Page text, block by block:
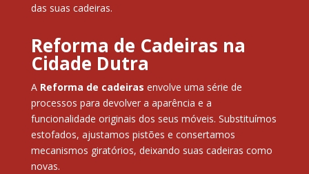
das suas cadeiras.
Reforma de Cadeiras na
Cidade Dutra
A Reforma de cadeiras envolve uma série de
processos para devolver a aparência e a
funcionalidade originais dos seus móveis. Substituímos
estofados, ajustamos pistões e consertamos
mecanismos giratórios, deixando suas cadeiras como
novas.